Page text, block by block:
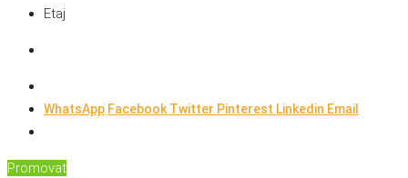
Etaj
WhatsApp FacebookTwitter Pinterest Linkedin Email
Promovat